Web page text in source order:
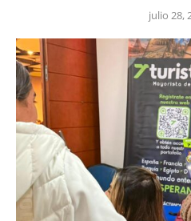
julio 28,